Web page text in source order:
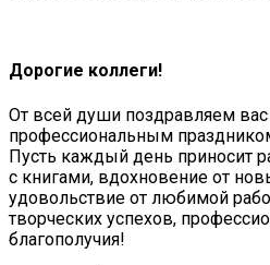
Дорогие коллеги!
От всей души поздравляем
профессиональным
Пусть каждый день приносит
с книгами, вдохновение от
удовольствие от любимой
творческих успехов,
благополучия!